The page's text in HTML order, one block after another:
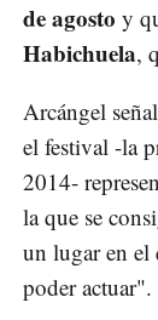
de agosto y
Habichuela,
Arcángel
el festival -la
2014-
la que se
un lugar en el
poder actuar".